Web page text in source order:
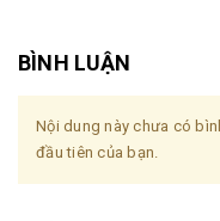
BÌNH LUẬN
Nội dung này chưa có
đầu tiên của bạn.